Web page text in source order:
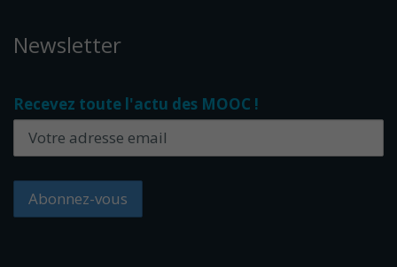
Newsletter
Recevez toute l'actu des MOOC !